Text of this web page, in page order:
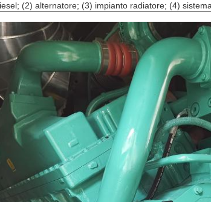
(2) alternatore; (3) impianto radiatore; (4)